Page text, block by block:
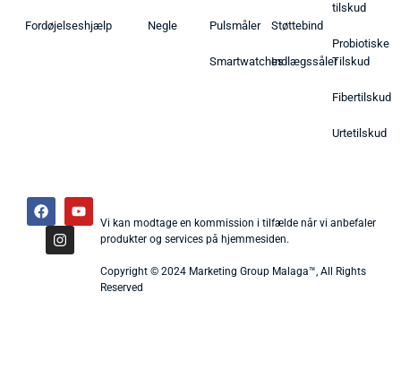
Fordøjelseshjælp Negle Pulsmåler
Smartwatches
Støttebind
Indlægssåler
tilskud
Probiotiske
Tilskud
Fibertilskud
Urtetilskud
Vi kan modtage en kommission i tilfælde når vi anbefaler
produkter og services på hjemmesiden.
Copyright © 2024 Marketing Group Malaga™, All Rights
Reserved